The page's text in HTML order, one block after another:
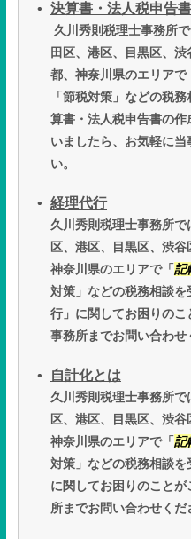
決算書・法人税申告
久川秀則税理士事務所
田区、港区、目黒区、
都、神奈川県のエリアで
「節税対策」などの税
算書・法人税申告書の
いましたら、お気軽に
い。
経理代行
久川秀則税理士事務所で
区、港区、目黒区、渋谷
神奈川県のエリアで「 記
対策」などの税務相談
行」に関してお困りの
事務所までお問い合わせ
自計化とは
久川秀則税理士事務所で
区、港区、目黒区、渋谷
神奈川県のエリアで「 記
対策」などの税務相談を
に関してお困りのこと
所までお問い合わせくだ